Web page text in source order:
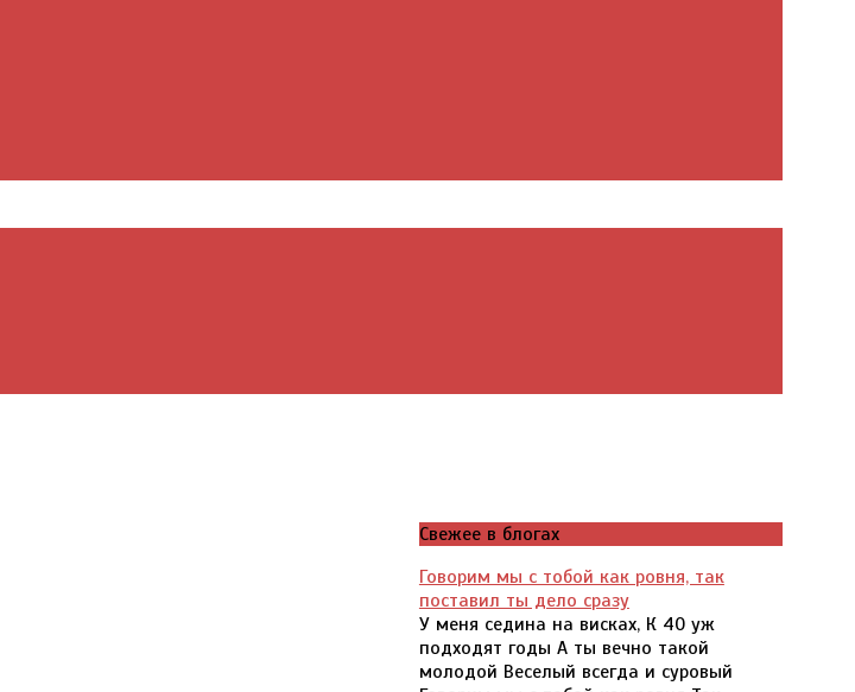
Свежее в блогах
Говорим мы с тобой как ровня, так
поставил ты дело сразу
У меня седина на висках, К 40 уж
подходят годы А ты вечно такой
молодой Веселый всегда и суровый